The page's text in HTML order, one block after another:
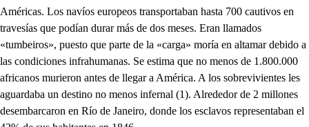
Américas. Los navíos europeos transportaban hasta 700 cautivos en
travesías que podían durar más de dos meses. Eran llamados
«tumbeiros», puesto que parte de la «carga» moría en altamar debido a
las condiciones infrahumanas. Se estima que no menos de 1.800.000
africanos murieron antes de llegar a América. A los sobrevivientes les
aguardaba un destino no menos infernal (1). Alrededor de 2 millones
desembarcaron en Río de Janeiro, donde los esclavos representaban el